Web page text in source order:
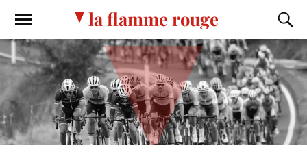
la flamme rouge